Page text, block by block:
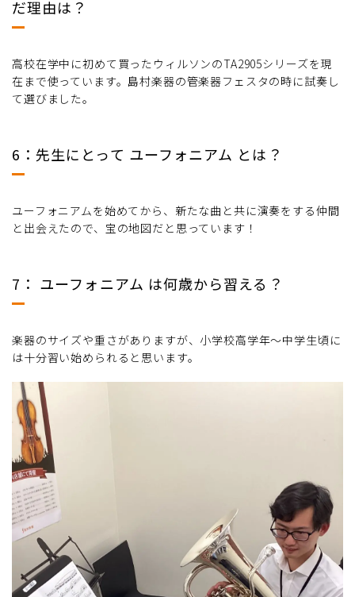
だ理由は？
高校在学中に初めて買ったウィルソンのTA2905シリーズを現
在まで使っています。島村楽器の管楽器フェスタの時に試奏し
て選びました。
6：先生にとって ユーフォニアム とは？
ユーフォニアムを始めてから、新たな曲と共に演奏をする仲間
と出会えたので、宝の地図だと思っています！
7： ユーフォニアム は何歳から習える？
楽器のサイズや重さがありますが、小学校高学年〜中学生頃に
は十分習い始められると思います。